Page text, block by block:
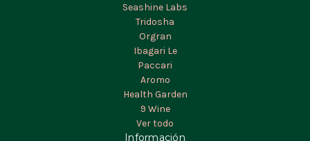
Seashine Labs
Tridosha
Orgran
Ibagari Le
Paccari
Aromo
Health Garden
9 Wine
Ver todo
Información